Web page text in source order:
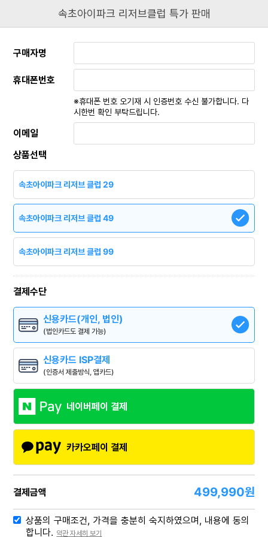
속초아이파크 리저브클럽 특가 판매
구매자명
휴대폰번호
※휴대폰 번호 오기재 시 인증번호 수신 불가합니다. 다
시한번 확인 부탁드립니다.
이메일
상품선택
속초아이파크 리저브 클럽 29
속초아이파크 리저브 클럽 49
속초아이파크 리저브 클럽 99
결제수단
신용카드(개인, 법인)
(법인카드도 결제 가능)
신용카드 ISP결제
(인증서 제출방식, 앱카드)
네이버페이 결제
카카오페이 결제
결제금액 499,990원
상품의 구매조건, 가격을 충분히 숙지하였으며, 내용에 동의
합니다. 약관 자세히 보기